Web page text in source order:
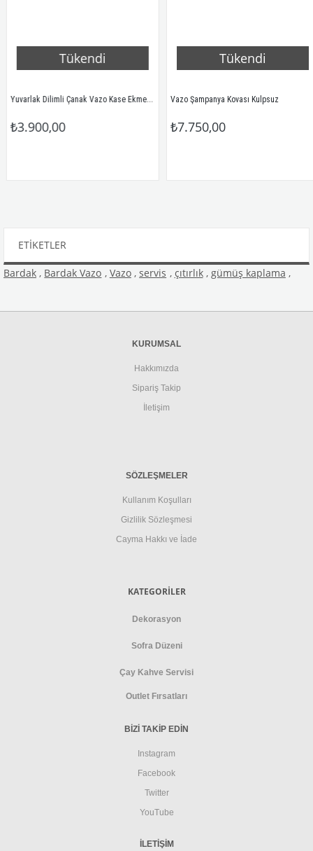
Tükendi
Yuvarlak Dilimli Çanak Vazo Kase Ekmeklik
₺3.900,00
Tükendi
Vazo Şampanya Kovası Kulpsuz
₺7.750,00
ETIKETLER
Bardak , Bardak Vazo , Vazo , servis , çıtırlık , gümüş kaplama ,
KURUMSAL
Hakkımızda
Sipariş Takip
İletişim
SÖZLEŞMELER
Kullanım Koşulları
Gizlilik Sözleşmesi
Cayma Hakkı ve İade
KATEGORİLER
Dekorasyon
Sofra Düzeni
Çay Kahve Servisi
Outlet Fırsatları
BİZİ TAKİP EDİN
Instagram
Facebook
Twitter
YouTube
İLETIŞIM